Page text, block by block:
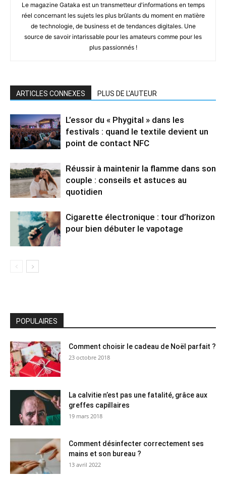
Le magazine Gataka est un transmetteur d'informations en temps
réel concernant les sujets les plus brûlants du moment en matière
de technologie, de business et de tendances digitales. Une
source de savoir intarissable pour les amateurs comme pour les
plus passionnés !
ARTICLES CONNEXES PLUS DE L'AUTEUR
L’essor du « Phygital » dans les
festivals : quand le textile devient un
point de contact NFC
Réussir à maintenir la flamme dans son
couple : conseils et astuces au
quotidien
Cigarette électronique : tour d’horizon
pour bien débuter le vapotage
POPULAIRES
Comment choisir le cadeau de Noël parfait ?
23 octobre 2018
La calvitie n’est pas une fatalité, grâce aux
greffes capillaires
19 mars 2018
Comment désinfecter correctement ses
mains et son bureau ?
13 avril 2022